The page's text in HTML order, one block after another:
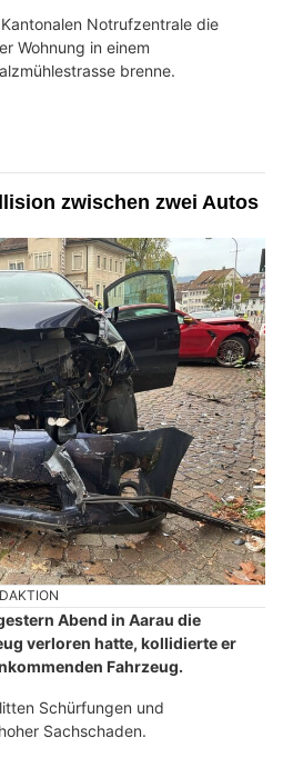
Notrufzentrale die
Wohnung in einem
brenne.
zwischen zwei Autos
Abend in Aarau die
verloren hatte, kollidierte er
Fahrzeug.
Schürfungen und
Sachschaden.